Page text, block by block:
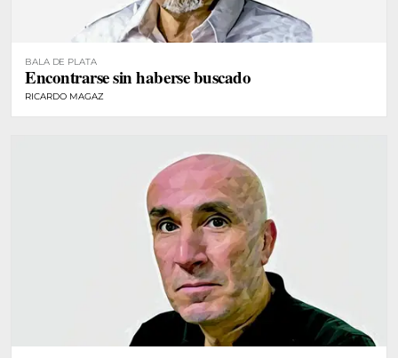
BALA DE PLATA
Encontrarse sin haberse buscado
RICARDO MAGAZ